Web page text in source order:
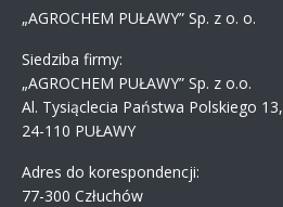
„AGROCHEM PUŁAWY” Sp. z o. o.
Siedziba firmy:
„AGROCHEM PUŁAWY” Sp. z o.o.
Al. Tysiąclecia Państwa Polskiego 13,
24-110 PUŁAWY
Adres do korespondencji:
77-300 Człuchów